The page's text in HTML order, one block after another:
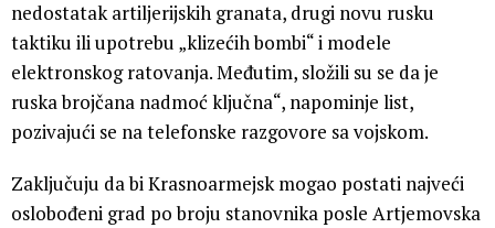
nedostatak artiljerijskih granata, drugi novu rusku
taktiku ili upotrebu „klizećih bombi“ i modele
elektronskog ratovanja. Međutim, složili su se da je
ruska brojčana nadmoć ključna“, napominje list,
pozivajući se na telefonske razgovore sa vojskom.
Zaključuju da bi Krasnoarmejsk mogao postati najveći
oslobođeni grad po broju stanovnika posle Artjemovska